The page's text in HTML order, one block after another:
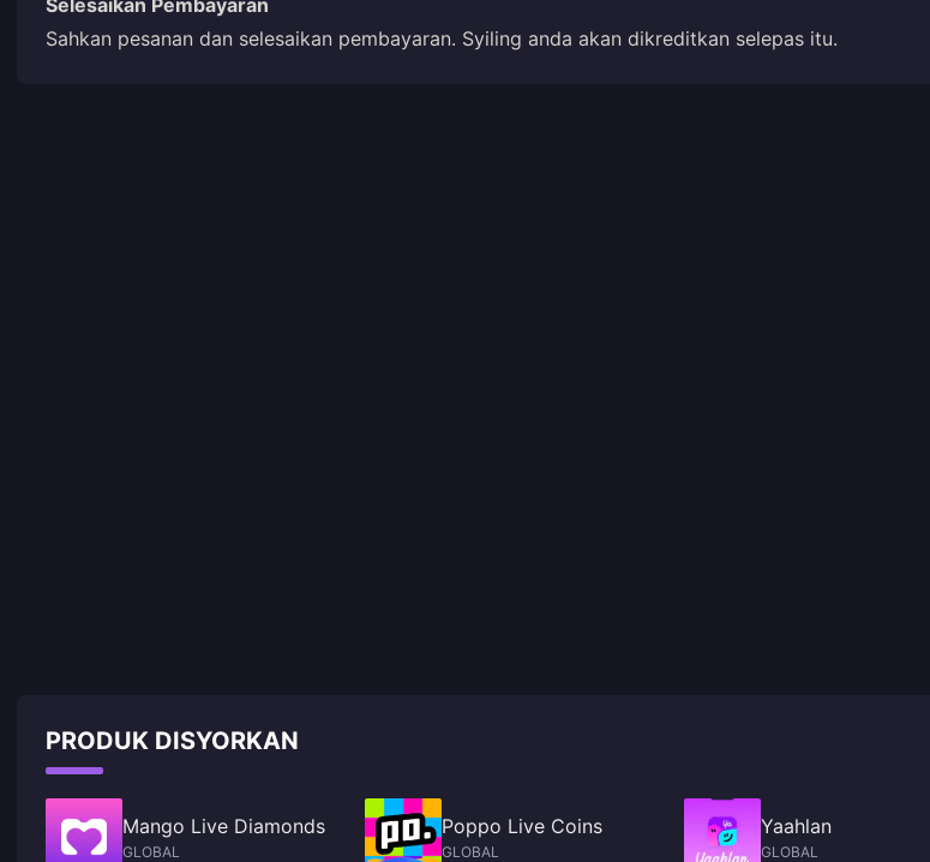
Selesaikan Pembayaran
Sahkan pesanan dan selesaikan pembayaran. Syiling anda akan dikreditkan selepas itu.
PRODUK DISYORKAN
Mango Live Diamonds
GLOBAL
Poppo Live Coins
GLOBAL
Yaahlan
GLOBAL